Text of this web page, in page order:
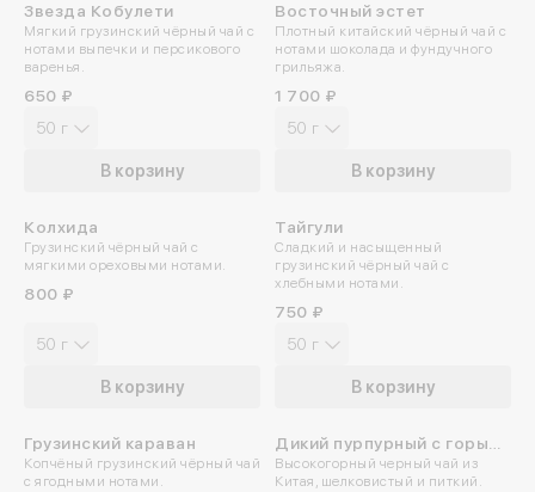
Звезда Кобулети
Мягкий грузинский чёрный чай с
нотами выпечки и персикового
варенья.
650 ₽
В корзину
50 г
Восточный эстет
Плотный китайский чёрный чай с
нотами шоколада и фундучного
грильяжа.
1 700 ₽
В корзину
50 г
Колхида
Грузинский чёрный чай с
мягкими ореховыми нотами.
800 ₽
В корзину
50 г
ПРОБУЙТЕ ХОЛОДНЫМ
Тайгули
Сладкий и насыщенный
грузинский чёрный чай с
хлебными нотами.
750 ₽
В корзину
50 г
Грузинский караван
Копчёный грузинский чёрный чай
с ягодными нотами.
Дикий пурпурный с горы
Айлао
Высокогорный черный чай из
Китая, шелковистый и питкий.